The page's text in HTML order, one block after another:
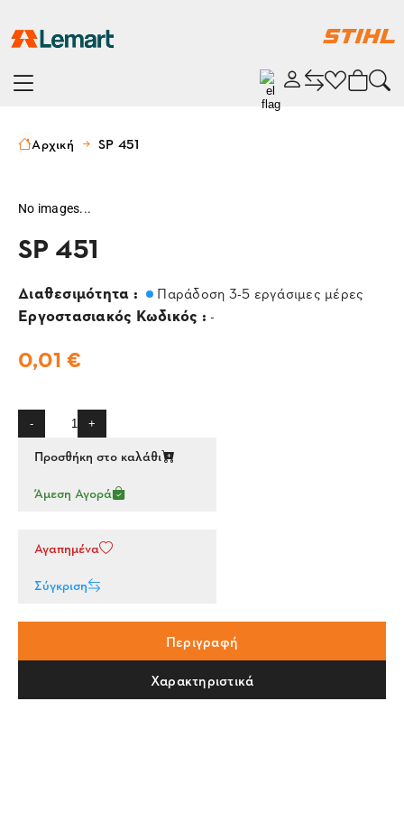
Αρχική SP 451
No images...
SP 451
Διαθεσιμότητα : Παράδοση 3-5 εργάσιμες μέρες
Εργοστασιακός Κωδικός : -
0,01 €
- +
Προσθήκη στο καλάθι
Άμεση Αγορά
Αγαπημένα
Σύγκριση
Περιγραφή
Χαρακτηριστικά